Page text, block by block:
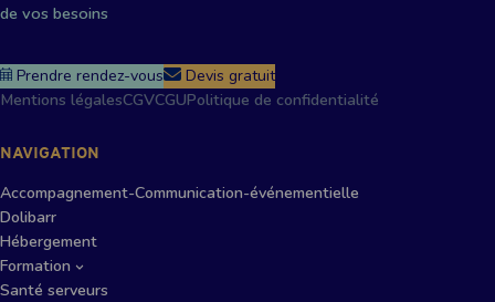
de vos besoins
Prendre rendez-vous
Devis gratuit
Mentions légalesCGVCGUPolitique de confidentialité
NAVIGATION
Accompagnement-Communication-événementielle
Dolibarr
Hébergement
Formation
Santé serveurs